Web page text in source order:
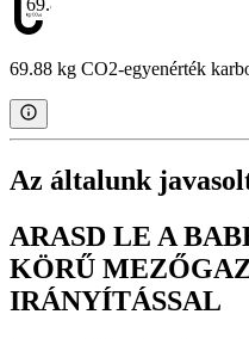
69.88 kg CO2-egyenérték
Az általunk
ARASD LE A
KÖRŰ
IRÁNYÍTÁSSAL